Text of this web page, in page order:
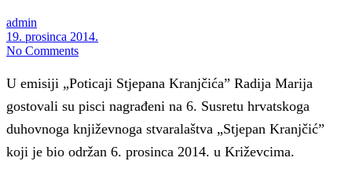
admin
19. prosinca 2014.
No Comments
U emisiji „Poticaji Stjepana Kranjčića” Radija Marija
gostovali su pisci nagrađeni na 6. Susretu hrvatskoga
duhovnoga književnoga stvaralaštva „Stjepan Kranjčić”
koji je bio održan 6. prosinca 2014. u Križevcima.